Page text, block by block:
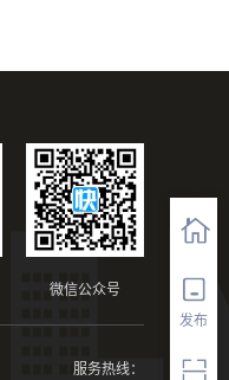
发布
微信公众号
服务热线：